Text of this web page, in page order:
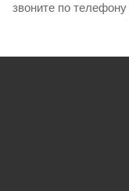
звоните по телефону